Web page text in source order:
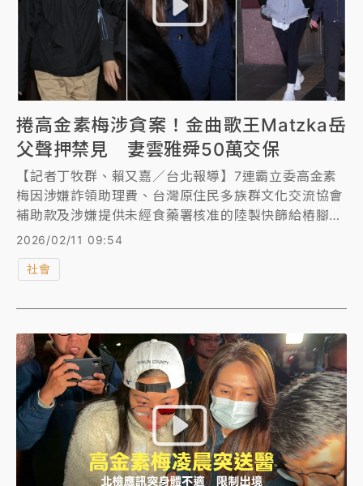
捲高金素梅涉貪案！金曲歌王Matzka岳
父聲押禁見 妻雲雅舜50萬交保
【記者丁牧群、賴又嘉／台北報導】7連霸立委高金素
梅因涉嫌詐領助理費、台灣原住民多族群文化交流協會
補助款及涉嫌提供未經食藥署核准的陸製快篩給樁腳，
北檢昨（10日）指揮調查局國安站發動30路搜索，並
約談18人，16人漏夜複訊，金曲歌王Matzka的岳父張
俊傑和Matzka妻子雲雅舜也遭約談。據悉，張俊傑是
款，檢察官清晨將張俊傑向法院聲押禁見，雲雅舜則被
依幫助洗錢罪50萬元交保、限制出境出海，至於高金素
梅凌晨移送北檢複訊30分鐘後，突身體不適緊急送醫，
檢方諭令限制出境出海，擇期再訊問。
2026/02/11 09:54
社會